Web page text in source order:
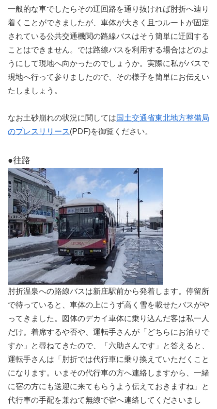
一般的な車でしたらその迂回路を通り抜ければ肘折へ辿り
着くことができましたが、車体が大きく且つルートが固定
されている公共交通機関の路線バスはそう簡単に迂回する
ことはできません。では路線バスを利用する場合はどのよ
うにして現地へ向かったのでしょうか。実際に私がバスで
現地へ行って参りましたので、その様子を簡単にお伝えい
たしましょう。
なお土砂崩れの状況に関しては国土交通省東北地方整備局
のプレスリリース(PDF)を御覧ください。
●往路
肘折温泉への路線バスは新庄駅前から発着します。停留所
で待っていると、車体の上にうず高く雪を載せたバスがや
ってきました。図体のデカイ車体に乗り込んだ客は私一人
だけ。着席するや否や、運転手さんが「どちらにお泊りで
すか」と尋ねてきたので、「六助さんです」と答えると、
運転手さんは「肘折では代行車に乗り換えていただくこと
になります。いまその代行車の方へ連絡しますから、一緒
に宿の方にも送迎に来てもらうよう伝えておきますね」と
代行車の手配を兼ねて無線で宿へ連絡してくださいまし